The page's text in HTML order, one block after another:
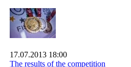
17.07.2013 18:00
The results of the competition